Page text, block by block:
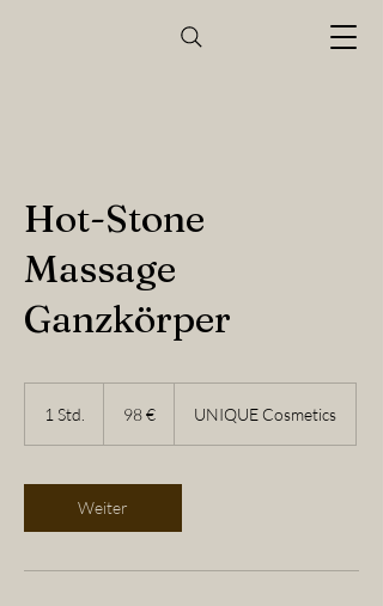
Hot-Stone
Massage
Ganzkörper
1 Std.
d
98 € UNIQUE Cosmetics
Weiter